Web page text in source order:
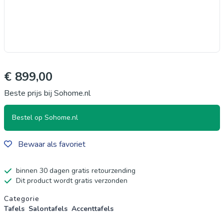
€ 899,00
Beste prijs bij Sohome.nl
Bestel op Sohome.nl
Bewaar als favoriet
binnen 30 dagen gratis retourzending
Dit product wordt gratis verzonden
Productgegevens
Categorie
Tafels Salontafels Accenttafels